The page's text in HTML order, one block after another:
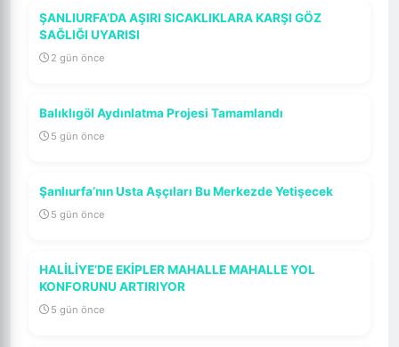
ŞANLIURFA’DA AŞIRI SICAKLIKLARA KARŞI GÖZ
SAĞLIĞI UYARISI
2 gün önce
Balıklıgöl Aydınlatma Projesi Tamamlandı
5 gün önce
Şanlıurfa’nın Usta Aşçıları Bu Merkezde Yetişecek
5 gün önce
HALİLİYE’DE EKİPLER MAHALLE MAHALLE YOL
KONFORUNU ARTIRIYOR
5 gün önce